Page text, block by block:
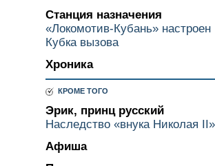
Станция назначения
«Локомотив-Кубань»
Кубка вызова
Хроника
КРОМЕ ТОГО
Эрик, принц русский
Наследство «внука Николая
Афиша